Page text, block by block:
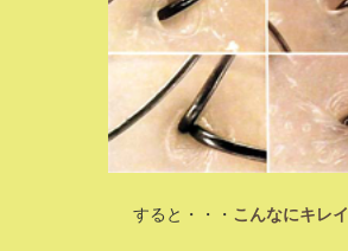
すると・・・ こんなにキレ